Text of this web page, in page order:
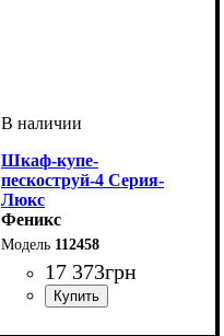
Шкаф-купе-
пескоструй-4 Серия-
Люкс
Феникс
112458
17 373грн